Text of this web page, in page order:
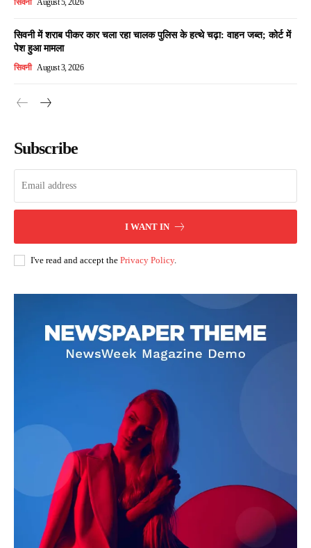
सिवनी August 5, 2026
सिवनी में शराब पीकर कार चला रहा चालक पुलिस के हत्थे चढ़ा: वाहन जब्त; कोर्ट में
पेश हुआ मामला
सिवनी August 3, 2026
Subscribe
I WANT IN
I've read and accept the Privacy Policy.